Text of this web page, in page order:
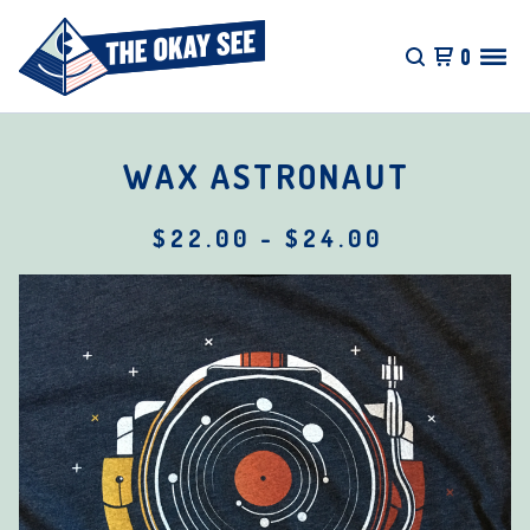
0
WAX ASTRONAUT
$ 22.00 - $ 24.00